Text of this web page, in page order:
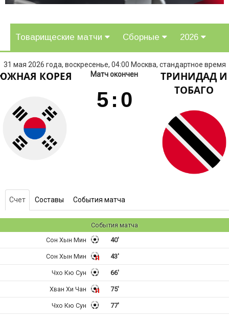
Товарищеские матчи Сборные 2026
31 мая 2026 года, воскресенье, 04:00 Москва, стандартное время
КОРЕЯ Матч окончен
5: 0
ТРИНИДАД И
ТОБАГО
Счет Составы События матча
События матча
40'
Сон Хын Мин
43'
Сон Хын Мин
66'
Чхо Кю Сун
75'
Хван Хи Чан
77'
Чхо Кю Сун